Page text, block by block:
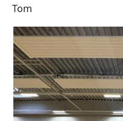
Tom